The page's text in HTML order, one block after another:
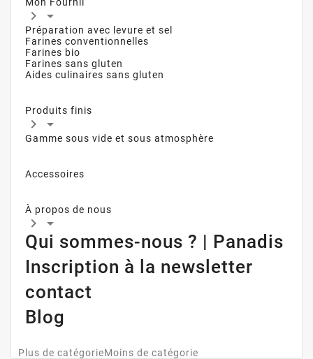
Mon Fournil
 
Préparation avec levure et sel
Farines conventionnelles
Farines bio
Farines sans gluten
Aides culinaires sans gluten
Produits finis
 
Gamme sous vide et sous atmosphère
Accessoires
À propos de nous
 
Qui sommes-nous ? | Panadis
Inscription à la newsletter
contact
Blog
Plus de catégorieMoins de catégorie